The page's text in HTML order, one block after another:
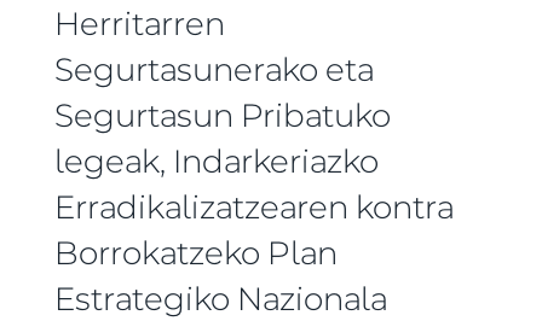
Herritarren
Segurtasunerako eta
Segurtasun Pribatuko
legeak, Indarkeriazko
Erradikalizatzearen kontra
Borrokatzeko Plan
Estrategiko Nazionala